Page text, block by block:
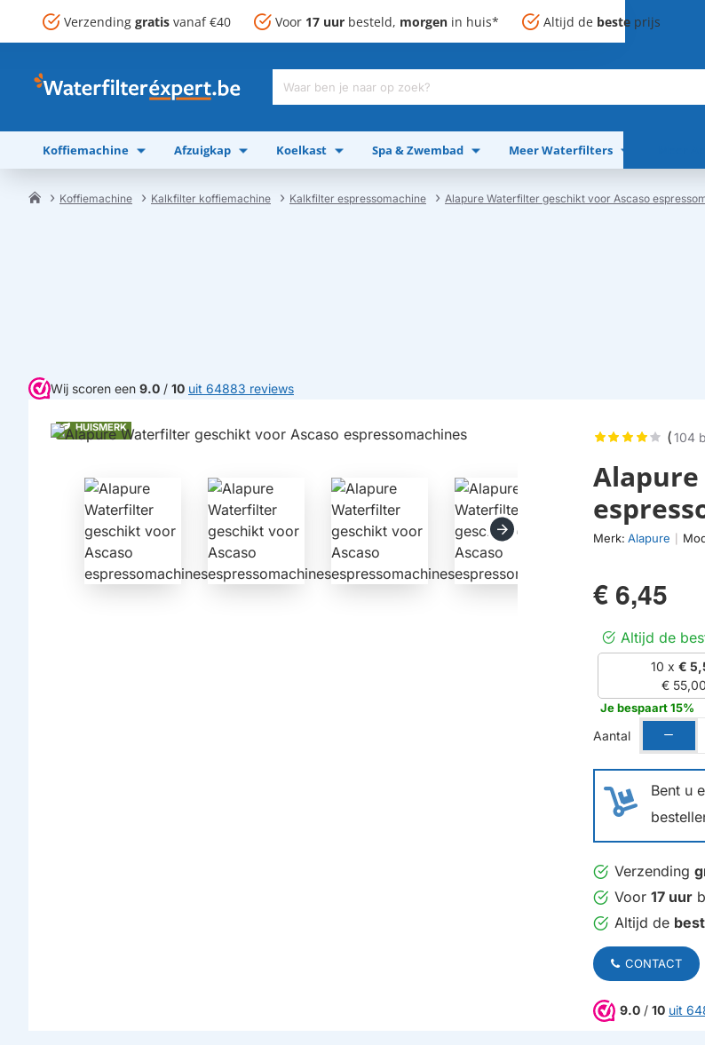
Verzending gratis vanaf €40 Voor 17 uur besteld, morgen in huis* Altijd de beste prijs
Waar
je
naar
op
Koffiemachine Afzuigkap Koelkast Spa & Zwembad Meer Waterfilters
Koffiemachine Kalkfilter koffiemachine Kalkfilter espressomachine Alapure Waterfilter geschikt voor Ascaso
Wij scoren een 9.0 / 10 uit 64883 reviews
HUISMERK
Merk: Alapure
(104
€ 6,45
Altijd de
10 x €
€ 55,00
Je bespaart 15%
Bent u
Aantal
Verzending
Voor 17 uur
Altijd de
CONTACT
9.0 / 10 uit